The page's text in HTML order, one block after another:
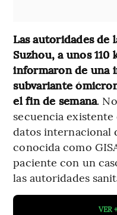
Las autoridades de
Suzhou, a unos
informaron de una
subvariante
el fin de semana.
secuencia existente
datos internacional
conocida como
paciente con un
las autoridades
VER